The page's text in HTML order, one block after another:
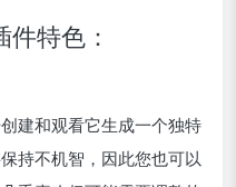
特色：
建和观看它生成一个独特
持不机智，因此您也可以